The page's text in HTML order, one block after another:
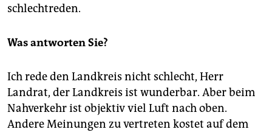
schlechtreden.
Was antworten Sie?
Ich rede den Landkreis nicht schlecht, Herr
Landrat, der Landkreis ist wunderbar. Aber beim
Nahverkehr ist objektiv viel Luft nach oben.
Andere Meinungen zu vertreten kostet auf dem